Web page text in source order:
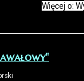
Więcej o: